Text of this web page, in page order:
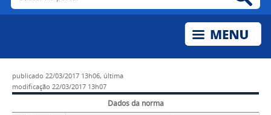
publicado 22/03/2017 13h06, última
modificação 22/03/2017 13h07
Dados da norma